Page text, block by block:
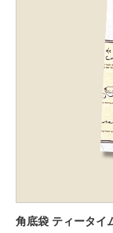
角底袋 ティータイ